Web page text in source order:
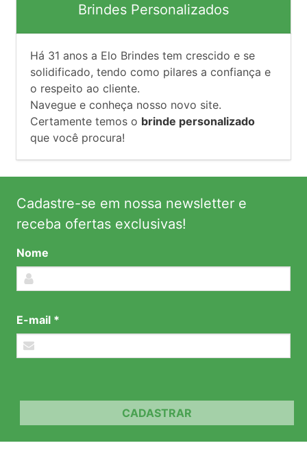
Brindes Personalizados
Há 31 anos a Elo Brindes tem crescido e se
solidificado, tendo como pilares a confiança e
o respeito ao cliente.
Navegue e conheça nosso novo site.
Certamente temos o brinde personalizado
que você procura!
Cadastre-se em nossa newsletter e
receba ofertas exclusivas!
Nome
E-mail *
CADASTRAR